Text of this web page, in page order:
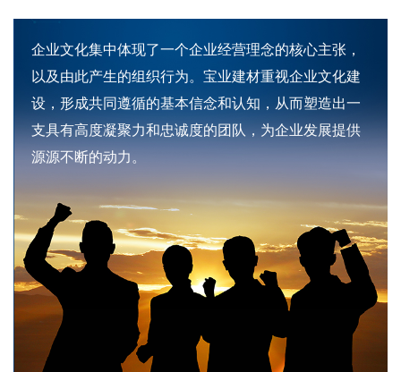
企业文化集中体现了一个企业经营理念的核心主张，
以及由此产生的组织行为。宝业建材重视企业文化建
设，形成共同遵循的基本信念和认知，从而塑造出一
支具有高度凝聚力和忠诚度的团队，为企业发展提供
源源不断的动力。